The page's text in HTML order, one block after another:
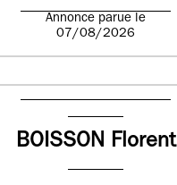
Annonce parue le
07/08/2026
BOISSON Florent